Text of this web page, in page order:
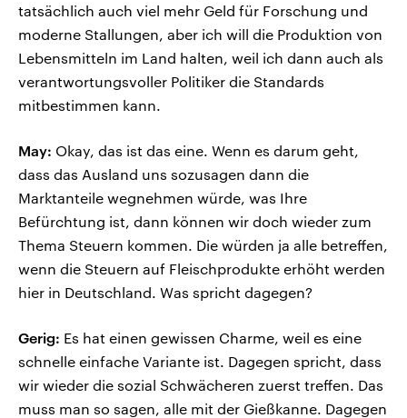
tatsächlich auch viel mehr Geld für Forschung und
moderne Stallungen, aber ich will die Produktion von
Lebensmitteln im Land halten, weil ich dann auch als
verantwortungsvoller Politiker die Standards
mitbestimmen kann.
May: Okay, das ist das eine. Wenn es darum geht,
dass das Ausland uns sozusagen dann die
Marktanteile wegnehmen würde, was Ihre
Befürchtung ist, dann können wir doch wieder zum
Thema Steuern kommen. Die würden ja alle betreffen,
wenn die Steuern auf Fleischprodukte erhöht werden
hier in Deutschland. Was spricht dagegen?
Gerig: Es hat einen gewissen Charme, weil es eine
schnelle einfache Variante ist. Dagegen spricht, dass
wir wieder die sozial Schwächeren zuerst treffen. Das
muss man so sagen, alle mit der Gießkanne. Dagegen